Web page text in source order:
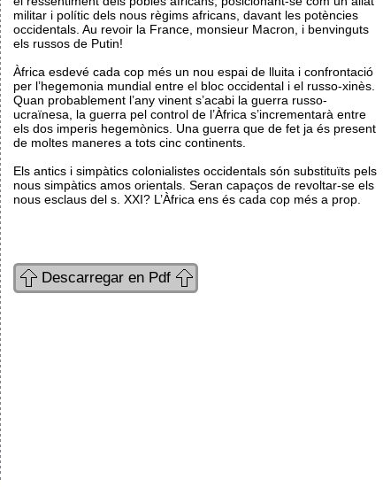
militar i polític dels nous règims africans, davant les potències
occidentals. Au revoir la France, monsieur Macron, i benvinguts
els russos de Putin!
Àfrica esdevé cada cop més un nou espai de lluita i confrontació
per l’hegemonia mundial entre el bloc occidental i el russo-xinès.
Quan probablement l’any vinent s’acabi la guerra russo-
ucraïnesa, la guerra pel control de l’Àfrica s’incrementarà entre
els dos imperis hegemònics. Una guerra que de fet ja és present
de moltes maneres a tots cinc continents.
Els antics i simpàtics colonialistes occidentals són substituïts pels
nous simpàtics amos orientals. Seran capaços de revoltar-se els
nous esclaus del s. XXI? L’Àfrica ens és cada cop més a prop.
Descarregar en Pdf